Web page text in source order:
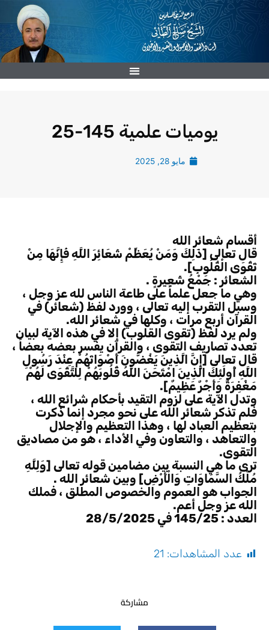
تخطي
يوميات علمية 145-25
مايو 28, 2025
أقسام شعائر الله
قال تعالى [ذَلِكَ وَمَنْ يُعَظِّمْ شَعَائِرَ اللَّهِ فَإِنَّهَا مِنْ
تَقْوَى الْقُلُوبِ].
الشعائر : جَمْعُ شَعِيرةٍ .
وهي ما جعل علماً على طاعة الناس لله عز وجل ،
وسبل التقرب إليه تعالى ، وورد لفظ (شعائر) في
القرآن أربع مرات ، وكلها في شعائر الله.
ولم يرد لفظ (تقوى القلوب) إلا في هذه الآية لبيان
تعدد تصاريف التقوى ، والقرآن يفسر بعضه بعضاً ،
قال تعالى [إِنَّ الَّذِينَ يَغُضُّونَ أَصْوَاتَهُمْ عِنْدَ رَسُولِ
اللَّهِ أُولَئِكَ الَّذِينَ امْتَحَنَ اللَّهُ قُلُوبَهُمْ لِلتَّقْوَى لَهُمْ
مَغْفِرَةٌ وَأَجْرٌ عَظِيمٌ].
وتدل الآية على لزوم التقيد بأحكام شرائع الله ،
فلم تذكر شعائر الله على نحو مجرد إنما ذكرت
بتعظيم العباد لها ، وهذا التعظيم والإجلال
والتعاهد ، والتعاون وفي الأداء ، هو من مصاديق
التقوى.
ترى ما هي النسبة بين مضامين قوله تعالى [وَلِلَّهِ
مُلْكُ السَّمَاوَاتِ وَالْأَرْضِ] وبين شعائر الله .
الجواب هو العموم والخصوص المطلق ، فملك
الله عز وجل أعم.
العدد : 145/25 في 28/5/2025
عدد المشاهدات: 21
مشاركة